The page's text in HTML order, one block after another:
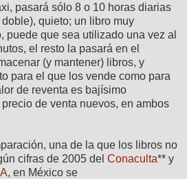
pasará sólo 8 o 10 horas diarias
quieto; un libro muy
puede que sea utilizado una vez al
el resto la pasará en el
(y mantener) libros, y
para el que los vende como para
de reventa es bajísimo
de venta nuevos, en ambos
una de la que los libros no
cifras de 2005 del Conaculta** y
, en México se